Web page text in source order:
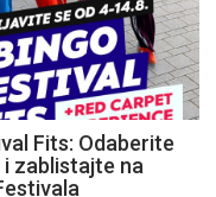
Fits: Odaberite
zablistajte na